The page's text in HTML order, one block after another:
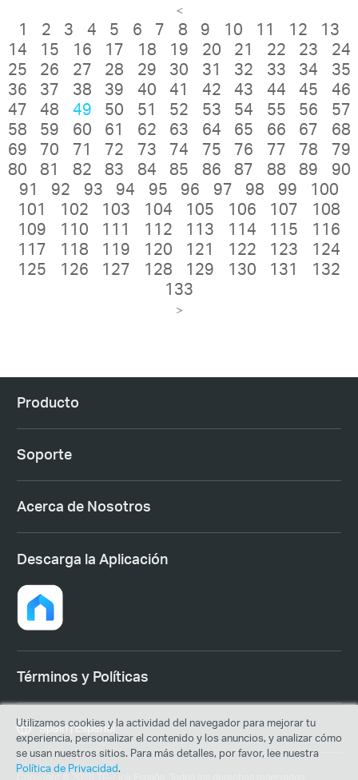
<
1 2 3 4 5 6 7 8 9 10 11 12
13
14
15 16 17 18 19 20 21 22 23
24
25
26 27 28 29 30 31 32 33 34
35
36
37 38 39 40 41 42 43 44 45
46
47
48 49 50 51 52 53 54 55 56
57
58
59 60 61 62 63 64 65 66 67
68
69
70 71 72 73 74 75 76 77 78
79
80
81 82 83 84 85 86 87 88 89
90
91
92 93 94 95 96 97 98 99
100
101
102 103 104 105 106 107
108
109
110 111 112 113 114 115
116
117
118 119 120 121 122 123
124
125
126 127 128 129 130 131
132
133
>
Producto
Soporte
Acerca de Nosotros
Descarga la Aplicación
Términos y Políticas
Copyright © 2026 TP-Link España. Todos los derechos reservados.
Spain | Español
Utilizamos cookies y la actividad del navegador para mejorar tu
experiencia, personalizar el contenido y los anuncios, y analizar cómo
se usan nuestros sitios. Para más detalles, por favor, lee nuestra
Política de Privacidad.